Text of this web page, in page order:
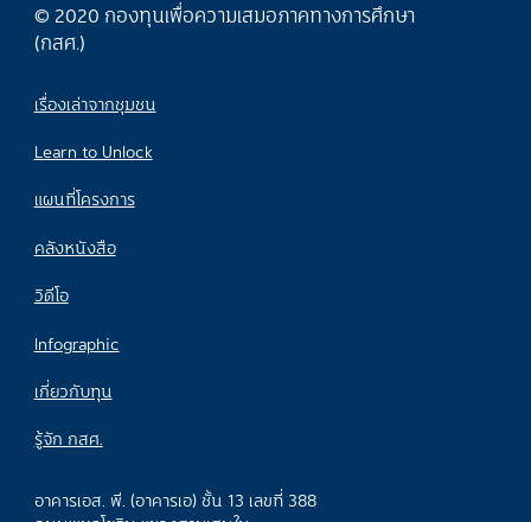
© 2020 กองทุนเพื่อความเสมอภาคทางการศึกษา
(กสศ.)
เรื่องเล่าจากชุมชน
Learn to Unlock
แผนที่โครงการ
คลังหนังสือ
วิดีโอ
Infographic
เกี่ยวกับทุน
รู้จัก กสศ.
อาคารเอส. พี. (อาคารเอ) ชั้น 13 เลขที่ 388